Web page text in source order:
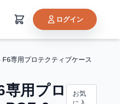
ログイン
専用プロテクティブケース
用プロ
お気